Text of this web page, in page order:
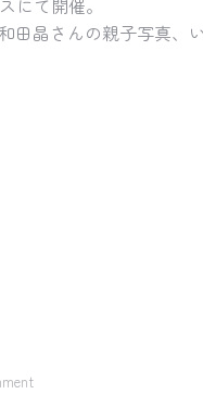
て開催。
田晶さんの親子写真、